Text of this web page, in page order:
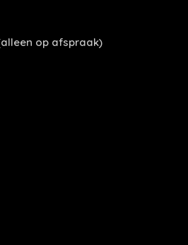
op afspraak)